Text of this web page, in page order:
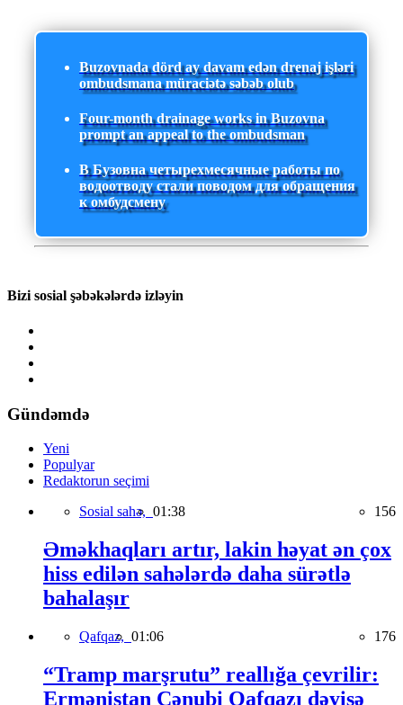
Buzovnada dörd ay davam edən drenaj işləri
ombudsmana müraciətə səbəb olub
Four-month drainage works in Buzovna
prompt an appeal to the ombudsman
В Бузовна четырехмесячные работы по
водоотводу стали поводом для обращения
к омбудсмену
Bizi sosial şəbəkələrdə izləyin
Gündəmdə
Yeni
Populyar
Redaktorun seçimi
Sosial sahə, 01:38 156
Əməkhaqları artır, lakin həyat ən çox
hiss edilən sahələrdə daha sürətlə
bahalaşır
Qafqaz, 01:06 176
“Tramp marşrutu” reallığa çevrilir:
Ermənistan Cənubi Qafqazı dəyişə